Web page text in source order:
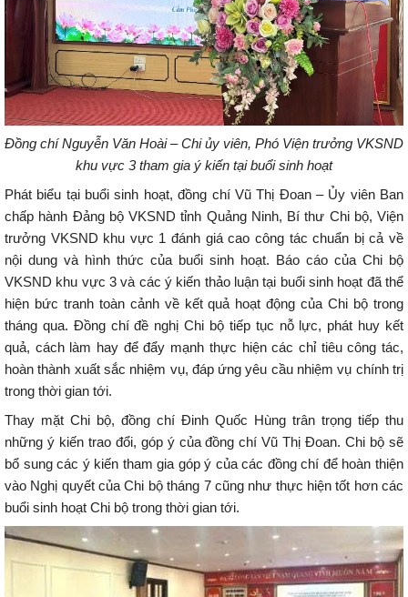
Đồng chí Nguyễn Văn Hoài – Chi ủy viên, Phó Viện trưởng VKSND
khu vực 3 tham gia ý kiến tại buổi sinh hoạt
Phát biểu tại buổi sinh hoạt, đồng chí Vũ Thị Đoan – Ủy viên Ban
chấp hành Đảng bộ VKSND tỉnh Quảng Ninh, Bí thư Chi bộ, Viện
trưởng VKSND khu vực 1 đánh giá cao công tác chuẩn bị cả về
nội dung và hình thức của buổi sinh hoạt. Báo cáo của Chi bộ
VKSND khu vực 3 và các ý kiến thảo luận tại buổi sinh hoạt đã thể
hiện bức tranh toàn cảnh về kết quả hoạt động của Chi bộ trong
tháng qua. Đồng chí đề nghị Chi bộ tiếp tục nỗ lực, phát huy kết
quả, cách làm hay để đẩy mạnh thực hiện các chỉ tiêu công tác,
hoàn thành xuất sắc nhiệm vụ, đáp ứng yêu cầu nhiệm vụ chính trị
trong thời gian tới.
Thay mặt Chi bộ, đồng chí Đinh Quốc Hùng trân trọng tiếp thu
những ý kiến trao đổi, góp ý của đồng chí Vũ Thị Đoan. Chi bộ sẽ
bổ sung các ý kiến tham gia góp ý của các đồng chí để hoàn thiện
vào Nghị quyết của Chi bộ tháng 7 cũng như thực hiện tốt hơn các
buổi sinh hoạt Chi bộ trong thời gian tới.